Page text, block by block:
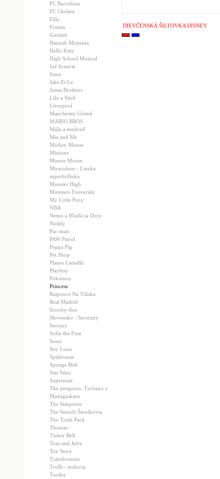
FC Barcelona
FC Chelsea
Filly
Frozen
Gormiti
Hannah Montana
Hello Kitty
High School Musical
Iné licencie
Intex
Jake Et Le
Jonas Brothers
Lilo a Stich
Liverpool
Manchester United
MARIO BROS
Máša a medveď
Mia and Me
Mickey Mouse
Minions
Minnie Mouse
Miraculous - Lienka
superhrdinka
Monster High
Monsters University
My Little Pony
NBA
Nemo a Hľadá sa Dory
Noddy
Pac-man
PAW Patrol
Peppa Pig
Pet Shop
Planes Lietadlá
Playboy
Pokemon
Princess
Raiponce Na Vlásku
Real Madrid
Scooby-doo
Slovensko - Suveníry
Snoopy
Sofia the First
Sonic
Soy Luna
Spiderman
Sponge Bob
Star Wars
Superman
The penguins- Tučniaci z
Madagaskaru
The Simpsons
The Smurfs Šmolkovia
The Trash Pack
Thomas
Tinker Bell
Tom and Jerry
Toy Story
Transformers
Trolls - trolovia
Turtles
DIEVČENSKÁ ŠILTOVKA DISNEY